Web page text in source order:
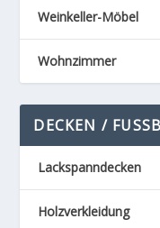
Weinkeller-Möbel
Wohnzimmer
DECKEN /
Lackspanndecken
Holzverkleidung